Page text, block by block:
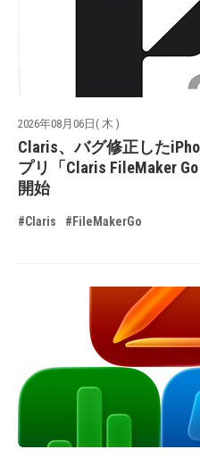
2026年08月06日( 木 )
Claris、バグ修正した
プリ「Claris FileMaker
開始
#Claris #FileMakerGo